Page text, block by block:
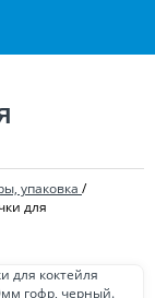
упаковка /
для